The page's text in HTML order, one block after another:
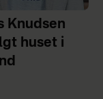
Knudsen
huset i